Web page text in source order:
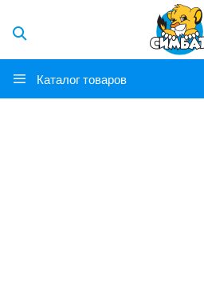
Каталог товаров